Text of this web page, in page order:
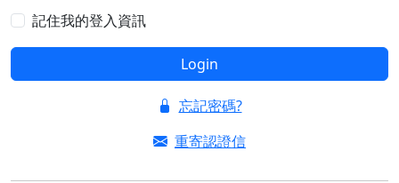
記住我的登入資訊
Login
忘記密碼?
重寄認證信